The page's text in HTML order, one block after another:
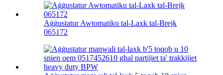
Aġġustatur Awtomatiku tal-Laxk tal-Brejk
065172